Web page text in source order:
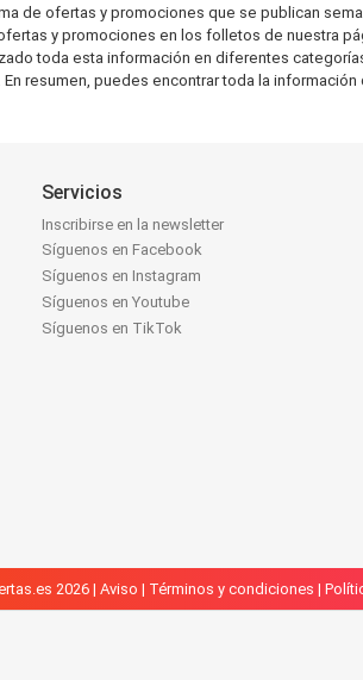
de ofertas y promociones que se publican
y promociones en los folletos de nuestra
toda esta información en diferentes
resumen, puedes encontrar toda la
Servicios
Inscribirse en la newsletter
Síguenos en Facebook
Síguenos en Instagram
Síguenos en Youtube
Síguenos en TikTok
2026 | Aviso | Términos y condiciones |